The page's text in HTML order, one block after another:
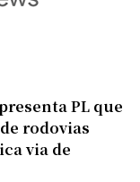
PL que
rodovias
via de